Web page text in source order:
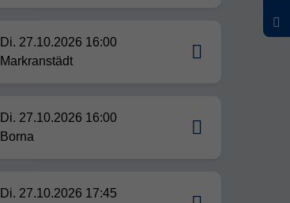
Di. 27.10.2026 16:00
Markranstädt
Di. 27.10.2026 16:00
Borna
Di. 27.10.2026 17:45